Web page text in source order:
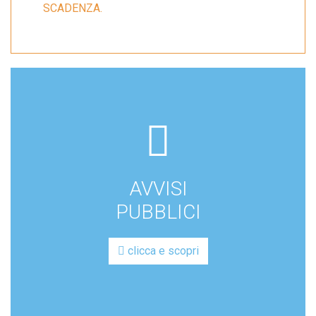
SCADENZA.
lines
AVVISI
PUBBLICI
clicca e scopri